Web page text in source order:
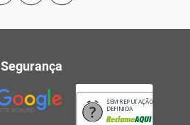
Segurança
SEM REPUTAÇÃO
DEFINIDA